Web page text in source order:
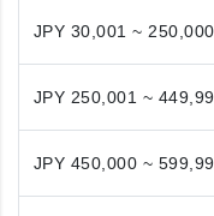
JPY 30,001 ~ 250,000
JPY 250,001 ~
JPY 450,000 ~